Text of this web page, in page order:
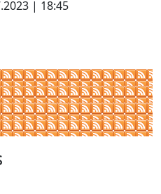
| 18:45